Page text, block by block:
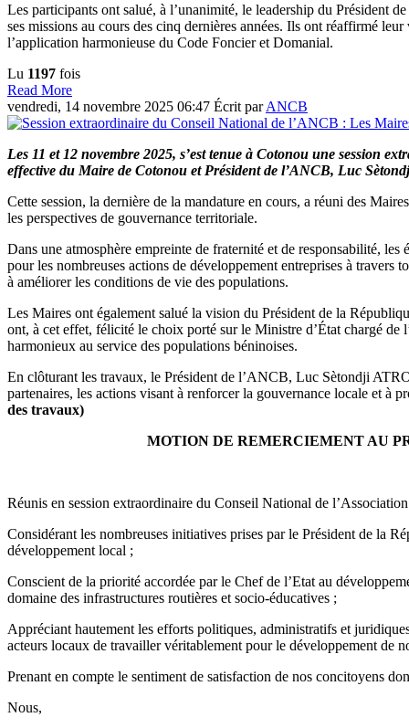
Les participants ont salué, à l’unanimité, le leadership du
ses missions au cours des cinq dernières années. Ils ont réaffirmé
l’application harmonieuse du Code Foncier et Domanial.
Lu 1197 fois
Read More
vendredi, 14 novembre 2025 06:47 Écrit parANCB
Les 11 et 12 novembre 2025, s’est tenue à Cotonou une session
effective du Maire de Cotonou et Président de l’ANCB, Luc
Cette session, la dernière de la mandature en cours, a réuni des
les perspectives de gouvernance territoriale.
Dans une atmosphère empreinte de fraternité et de responsabilité,
pour les nombreuses actions de développement entreprises à
à améliorer les conditions de vie des populations.
Les Maires ont également salué la vision du Président de la
ont, à cet effet, félicité le choix porté sur le Ministre d’État chargé
harmonieux au service des populations béninoises.
En clôturant les travaux, le Président de l’ANCB, Luc Sètondji
partenaires, les actions visant à renforcer la gouvernance locale et
des travaux)
MOTION DE REMERCIEMENT AU
Réunis en session extraordinaire du Conseil National de
Considérant les nombreuses initiatives prises par le Président de la
développement local ;
Conscient de la priorité accordée par le Chef de l’Etat au
domaine des infrastructures routières et socio-éducatives ;
Appréciant hautement les efforts politiques, administratifs et
acteurs locaux de travailler véritablement pour le développement de
Prenant en compte le sentiment de satisfaction de nos concitoyens
Nous,